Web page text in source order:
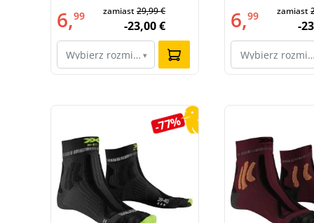
R019)
6,99 zamiast29,99 €
-23,00 €
Wybierz rozmiar…
▾
011)
6,99 zamiast
-
Wybierz
Pomiń galerię produktów
-77%